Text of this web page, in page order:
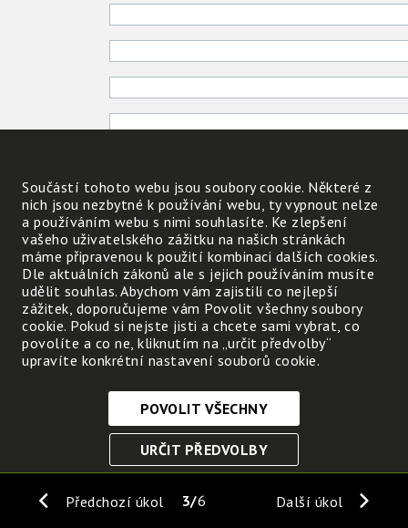
Předchozí úkol Další úkol
3 6
Součástí tohoto webu jsou soubory cookie. Některé z
nich jsou nezbytné k používání webu, ty vypnout nelze
a používáním webu s nimi souhlasíte. Ke zlepšení
vašeho uživatelského zážitku na našich stránkách
máme připravenou k použití kombinaci dalších cookies.
Dle aktuálních zákonů ale s jejich používáním musíte
udělit souhlas. Abychom vám zajistili co nejlepší
zážitek, doporučujeme vám Povolit všechny soubory
cookie. Pokud si nejste jisti a chcete sami vybrat, co
povolíte a co ne, kliknutím na „určit předvolby“
upravíte konkrétní nastavení souborů cookie.
Nezbytně nutné cookies
Tyto soubory cookie jsou nezbytné, abyste se mohli
funkce. Bez těchto cookies by webové stránky
POVOLIT VŠECHNY
URČIT PŘEDVOLBY